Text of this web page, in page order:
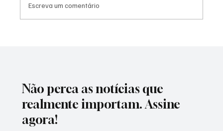
Escreva um comentário
Não perca as notícias que
realmente importam. Assine
agora!